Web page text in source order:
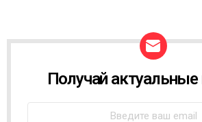
W
Получай актуальные